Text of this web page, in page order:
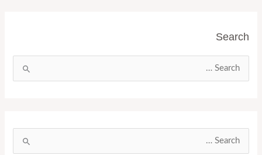
Search